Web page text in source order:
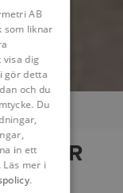
FÖR
AB
som liknar
visa dig
gör detta
och du
Du
in ett
mer i
.